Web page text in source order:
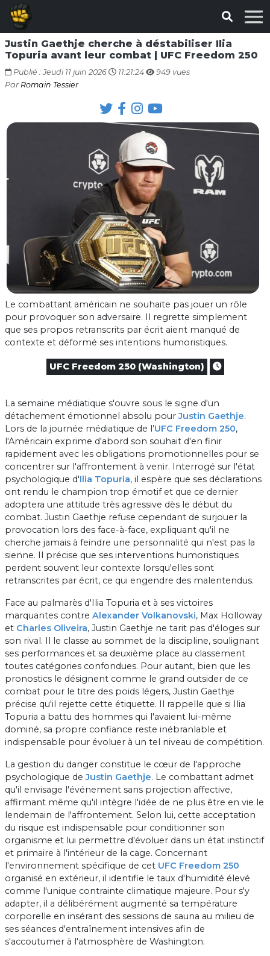
Justin Gaethje cherche à déstabiliser Ilia
Topuria avant leur combat | UFC Freedom 250
Publié : Jeudi 11 juin 2026 11:21:24
949 vues
Par Romain Tessier
Le combattant américain ne souhaite pas jouer un rôle
pour provoquer son adversaire. Il regrette simplement
que ses propos retranscrits par écrit aient manqué de
contexte et déformé ses intentions humoristiques.
UFC Freedom 250 (Washington)
La semaine médiatique s'ouvre sous le signe d'un
détachement émotionnel absolu pourJustin Gaethje.
Lors de la journée médiatique de l’UFC Freedom 250,
l'Américain exprime d'abord son souhait d'en finir
rapidement avec les obligations promotionnelles pour se
concentrer sur l'affrontement à venir. Interrogé sur l'état
psychologique d'Ilia Topuria, il espère que ses déclarations
ont rendu le champion trop émotif et que ce dernier
adoptera une attitude très agressive dès le début du
combat. Justin Gaethje refuse cependant de surjouer la
provocation lors des face-à-face, expliquant qu'il ne
cherche jamais à feindre une personnalité qui n'est pas la
sienne. Il précise que ses interventions humoristiques
perdent souvent leur contexte lorsqu'elles sont
retranscrites par écrit, ce qui engendre des malentendus.
Face au palmarès d'Ilia Topuria et à ses victoires
marquantes contre Alexander Volkanovski, Max Holloway
et Charles Oliveira, Justin Gaethje ne tarit pas d'éloges sur
son rival. Il le classe au sommet de la discipline, soulignant
ses performances et sa deuxième place au classement
toutes catégories confondues. Pour autant, bien que les
pronostics le désignent comme le grand outsider de ce
combat pour le titre des poids légers, Justin Gaethje
précise qu'il rejette cette étiquette. Il rappelle que si Ilia
Topuria a battu des hommes qui l'avaient lui-même
dominé, sa propre confiance reste inébranlable et
indispensable pour évoluer à un tel niveau de compétition.
La gestion du danger constitue le cœur de l'approche
psychologique deJustin Gaethje. Le combattant admet
qu'il envisage l'événement sans projection affective,
affirmant même qu'il intègre l'idée de ne plus être en vie le
lendemain de l'affrontement. Selon lui, cette acceptation
du risque est indispensable pour conditionner son
organisme et lui permettre d'évoluer dans un état instinctif
et primaire à l'intérieur de la cage. Concernant
l'environnement spécifique de cet UFC Freedom 250
organisé en extérieur, il identifie le taux d'humidité élevé
comme l'unique contrainte climatique majeure. Pour s'y
adapter, il a délibérément augmenté sa température
corporelle en insérant des sessions de sauna au milieu de
ses séances d'entraînement intensives afin de
s'accoutumer à l'atmosphère de Washington.